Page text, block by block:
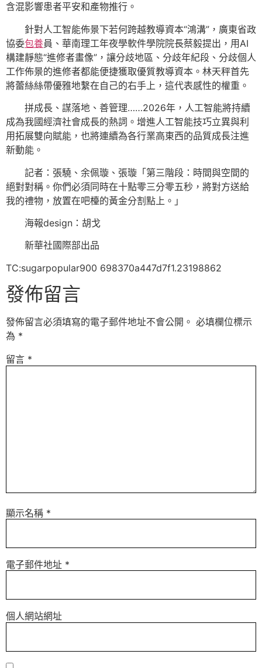
含混影響患者平安和產物推行。
針對人工智能佈景下若何跨越教導資本“鴻溝”，廣東省政
協委包養員、華南理工年夜學軟件學院院長蔡毅提出，用AI
構建靜態“進修者畫像”，讓分歧地區、分歧年紀段、分歧個人
工作佈景的進修者都能便捷獲取優質教導資本。林天秤首先
將蕾絲絲帶優雅地繫在自己的右手上，這代表感性的權重。
拼成長、謀落地、善管理……2026年，人工智能將持續
成為我國經濟社會成長的熱詞。增進人工智能技巧立異與利
用拓展雙向賦能，也將連續為各行業高東西的品質成長注進
新動能。
記者：張驍、余佩璇、張璇「第三階段：時間與空間的
絕對對稱。你們必須同時在十點零三分零五秒，將對方送給
我的禮物，放置在吧檯的黃金分割點上。」
海報design：胡戈
新華社國際部出品
TC:sugarpopular900 698370a447d7f1.23198862
發佈留言
發佈留言必須填寫的電子郵件地址不會公開。 必填欄位標示
為 *
留言 *
顯示名稱 *
電子郵件地址 *
個人網站網址